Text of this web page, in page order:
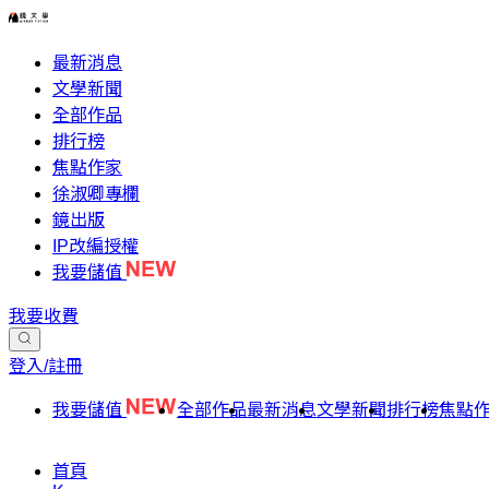
最新消息
文學新聞
全部作品
排行榜
焦點作家
徐淑卿專欄
鏡出版
IP改編授權
我要儲值
我要收費
登入/註冊
我要儲值 全部作品最新消息文學新聞排行榜焦點
首頁